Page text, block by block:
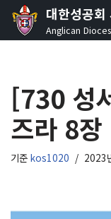
콘
로
너
뛰
기
대한성공회
Anglican
[730 성
즈라 8장
기준 kos1020 2023